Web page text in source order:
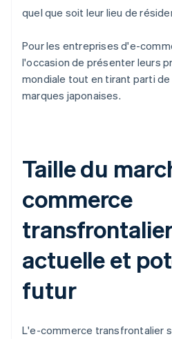
quel que soit leur lieu de
Pour les entreprises d'e-
l'occasion de présenter leurs
mondiale tout en tirant parti
marques japonaises.
Taille du
commerce
actuelle et
futur
L'e-commerce transfrontalier